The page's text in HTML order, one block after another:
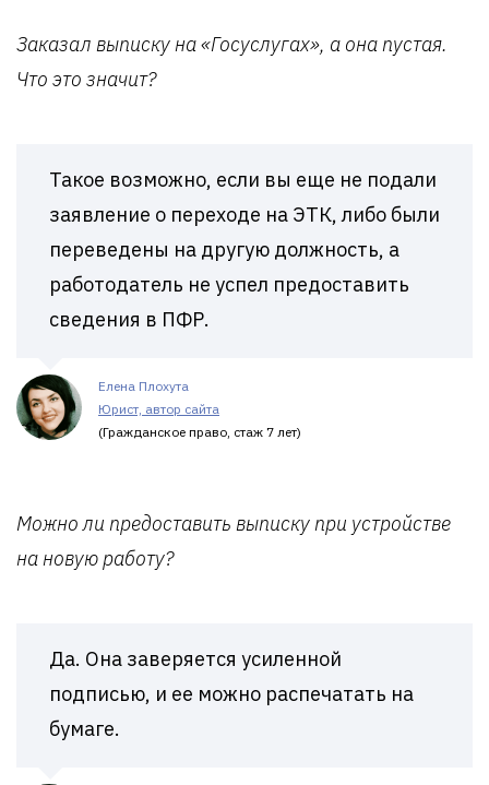
Заказал выписку на «Госуслугах», а она пустая.
Что это значит?
Такое возможно, если вы еще не подали
заявление о переходе на ЭТК, либо были
переведены на другую должность, а
работодатель не успел предоставить
сведения в ПФР.
Елена Плохута
Юрист, автор сайта
(Гражданское право, стаж 7 лет)
Можно ли предоставить выписку при устройстве
на новую работу?
Да. Она заверяется усиленной
подписью, и ее можно распечатать на
бумаге.